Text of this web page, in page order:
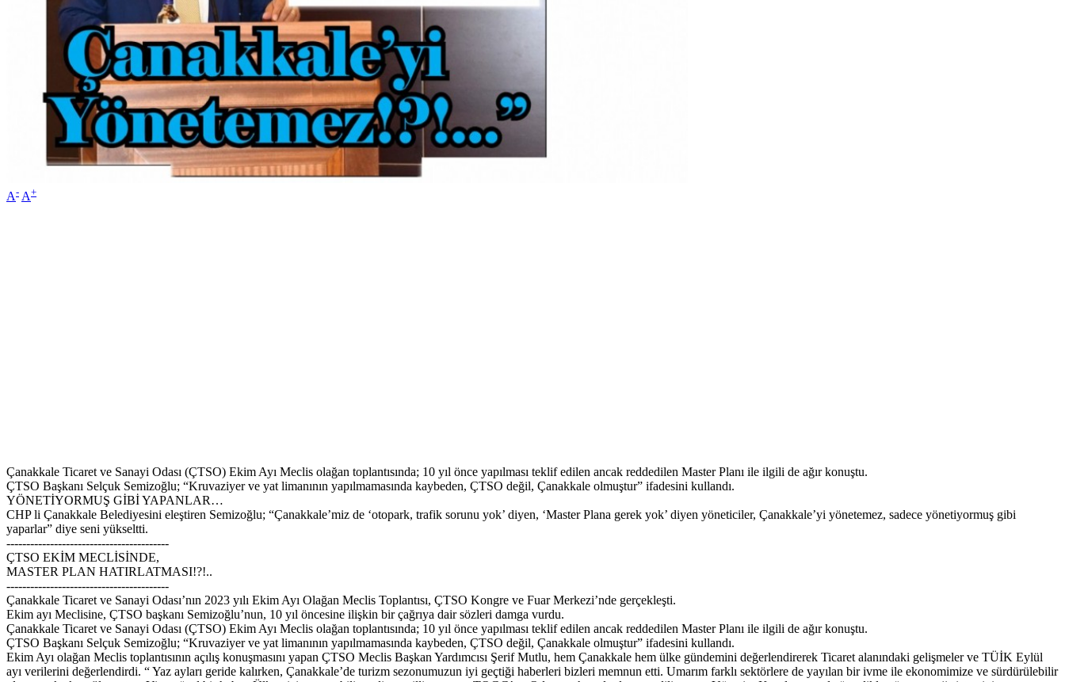
A- A+
Çanakkale Ticaret ve Sanayi Odası (ÇTSO) Ekim Ayı Meclis olağan toplantısında; 10 yıl önce yapılması teklif edilen ancak reddedilen Master Planı ile ilgili de ağır konuştu.
ÇTSO Başkanı Selçuk Semizoğlu; “Kruvaziyer ve yat limanının yapılmamasında kaybeden, ÇTSO değil, Çanakkale olmuştur” ifadesini kullandı.
YÖNETİYORMUŞ GİBİ YAPANLAR…
CHP li Çanakkale Belediyesini eleştiren Semizoğlu; “Çanakkale’miz de ‘otopark, trafik sorunu yok’ diyen, ‘Master Plana gerek yok’ diyen yöneticiler, Çanakkale’yi yönetemez, sadece yönetiyormuş gibi
yaparlar” diye seni yükseltti.
-----------------------------------------
ÇTSO EKİM MECLİSİNDE,
MASTER PLAN HATIRLATMASI!?!..
-----------------------------------------
Çanakkale Ticaret ve Sanayi Odası’nın 2023 yılı Ekim Ayı Olağan Meclis Toplantısı, ÇTSO Kongre ve Fuar Merkezi’nde gerçekleşti.
Ekim ayı Meclisine, ÇTSO başkanı Semizoğlu’nun, 10 yıl öncesine ilişkin bir çağrıya dair sözleri damga vurdu.
Çanakkale Ticaret ve Sanayi Odası (ÇTSO) Ekim Ayı Meclis olağan toplantısında; 10 yıl önce yapılması teklif edilen ancak reddedilen Master Planı ile ilgili de ağır konuştu.
ÇTSO Başkanı Selçuk Semizoğlu; “Kruvaziyer ve yat limanının yapılmamasında kaybeden, ÇTSO değil, Çanakkale olmuştur” ifadesini kullandı.
Ekim Ayı olağan Meclis toplantısının açılış konuşmasını yapan ÇTSO Meclis Başkan Yardımcısı Şerif Mutlu, hem Çanakkale hem ülke gündemini değerlendirerek Ticaret alanındaki gelişmeler ve TÜİK Eylül
ayı verilerini değerlendirdi. “ Yaz ayları geride kalırken, Çanakkale’de turizm sezonumuzun iyi geçtiği haberleri bizleri memnun etti. Umarım farklı sektörlere de yayılan bir ivme ile ekonomimize ve sürdürülebilir